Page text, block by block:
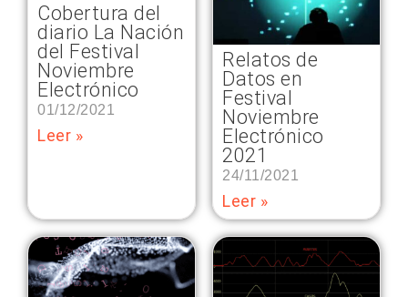
Cobertura del
diario La Nación
del Festival
Noviembre
Electrónico
01/12/2021
Leer »
Relatos de
Datos en
Festival
Noviembre
Electrónico
2021
24/11/2021
Leer »